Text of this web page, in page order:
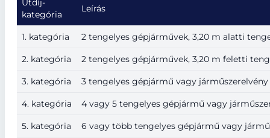
Útdíj-
kategória
Leírás
1. kategória 2 tengelyes gépjárművek, 3,20 m alatti
2. kategória 2 tengelyes gépjárművek, 3,20 m feletti
3. kategória 3 tengelyes gépjármű vagy járműszerelvény
4. kategória 4 vagy 5 tengelyes gépjármű vagy
5. kategória 6 vagy több tengelyes gépjármű vagy